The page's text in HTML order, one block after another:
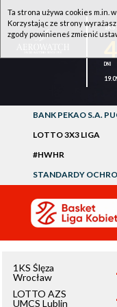
1KS
BANK PEKAO S.A.
LOTTO 3X3 LIGA
#HWHR
STANDARDY
1KS Ślęza
Wrocław
LOTTO AZS
UMCS Lublin
Ta strona używa cookies m.in.
Korzystając ze strony
zgody powinieneś zmienić